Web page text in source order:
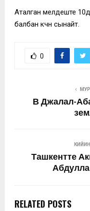
Аталган мелдеште
балбан күчүн сынайт.
0
В Джалал-
Ташкентте
RELATED POSTS